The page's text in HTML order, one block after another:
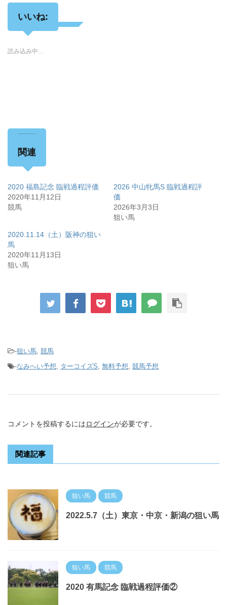
いいね:
読み込み中…
関連
2020 福島記念 臨戦過程評価
2020年11月12日
競馬
2026 中山牝馬S 臨戦過程評
価
2026年3月3日
狙い馬
2020.11.14（土）阪神の狙い
馬
2020年11月13日
狙い馬
-狙い馬, 競馬
-なみへい予想, ターコイズS, 無料予想, 競馬予想
コメントを投稿するにはログインが必要です。
関連記事
狙い馬 競馬
2022.5.7（土）東京・中京・新潟の狙い馬
狙い馬 競馬
2020 有馬記念 臨戦過程評価②